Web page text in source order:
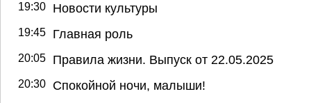
19:30 Новости культуры
19:45 Главная роль
20:05 Правила жизни. Выпуск от 22.05.2025
20:30 Спокойной ночи, малыши!